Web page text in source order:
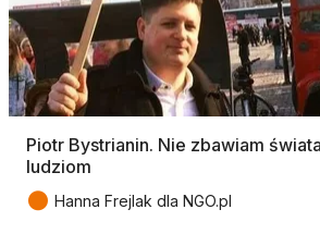
Piotr Bystrianin. Nie zbawiam
ludziom
● Hanna Frejlak dla NGO.pl